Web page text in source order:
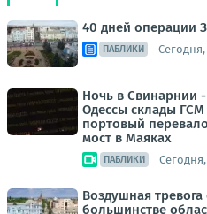
40 дней операции
ПАБЛИКИ Сегодня,
Ночь в Свинарнии
Одессы склады
портовый
мост в Маяках
ПАБЛИКИ Сегодня,
Воздушная
большинстве